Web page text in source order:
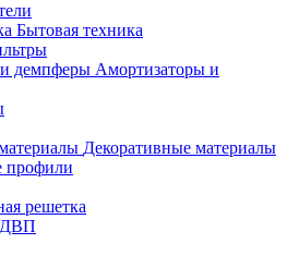
Бытовая техника
Амортизаторы и
Декоративные материалы
профили
решетка
ДВП